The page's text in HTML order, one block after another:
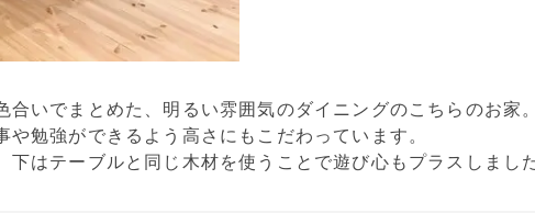
合いでまとめた、明るい雰囲気のダイニングのこちらのお家
勉強ができるよう高さにもこだわっています。
下はテーブルと同じ木材を使うことで遊び心もプラスしまし